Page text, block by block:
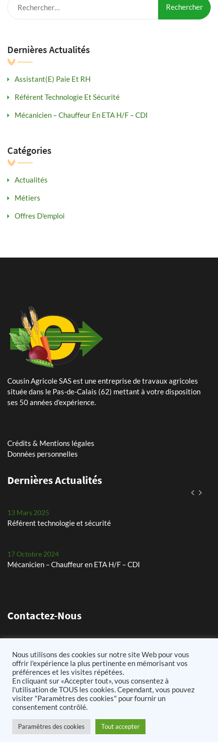
Dernières Actualités
Assistant(e) Paie Et RH
Référent Technologie Et Sécurité
Mécanicien – Chauffeur En ETA H/F – CDI
Catégories
Actualités
Métiers
Offres D'emploi
Cousin Agricole SAS est une entreprise de travaux agricoles
située dans le Pas-de-Calais (62) mettant à votre disposition
ses 50 années d’expérience.
Crédits & Mentions légales
Données personnelles
Dernières Actualités
24 Mai 2024
Plantation de pommes de terre – planteuse Dewulf Certa 40
Arrachage de betteraves sucrières avec notre Ropa Tiger 6s
Assistant(e) paie et RH
13 Mars 2025
Référent technologie et sécurité
17 Octobre 2024
Mécanicien – Chauffeur en ETA H/F – CDI
24 Mai 2024
integral
25 Avril 2024
Arrachage de betteraves sucrières avec notre Ropa Tiger 6s
11 Mars 2026
Assistant(e) paie et RH
Contactez-Nous
03.21.60.73.75
info@cousinagricole62.fr
2021 Cousin Agricole - Tous Droits Réservés
Nous utilisons des cookies sur notre site Web pour vous
offrir l'expérience la plus pertinente en mémorisant vos
préférences et les visites répétées.
En cliquant sur «Accepter tout», vous consentez à
l'utilisation de TOUS les cookies. Cependant, vous pouvez
visiter "Paramètres des cookies" pour fournir un
consentement contrôlé.
Paramètres des cookies Tout accepter